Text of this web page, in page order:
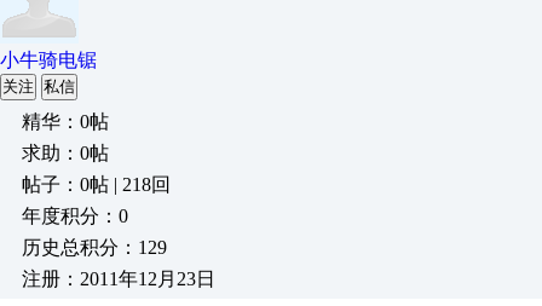
小牛骑电锯
关注 私信
精华：0帖
求助：0帖
帖子：0帖 | 218回
年度积分：0
历史总积分：129
注册：2011年12月23日